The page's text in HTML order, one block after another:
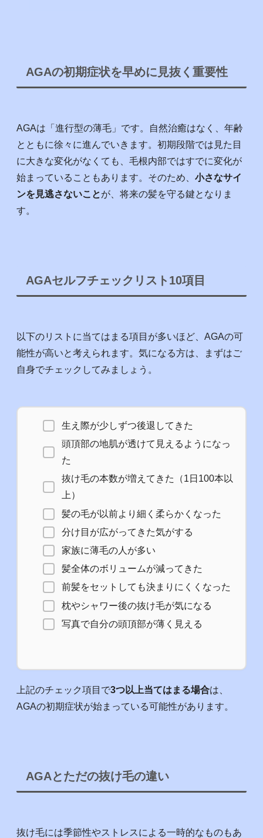
AGAの初期症状を早めに見抜く重要性
AGAは「進行型の薄毛」です。自然治癒はなく、年齢
とともに徐々に進んでいきます。初期段階では見た目
に大きな変化がなくても、毛根内部ではすでに変化が
始まっていることもあります。そのため、 小さなサイ
ンを見逃さないことが、将来の髪を守る鍵となりま
す。
AGAセルフチェックリスト10項目
以下のリストに当てはまる項目が多いほど、AGAの可
能性が高いと考えられます。気になる方は、まずはご
自身でチェックしてみましょう。
生え際が少しずつ後退してきた
頭頂部の地肌が透けて見えるようになっ
た
抜け毛の本数が増えてきた（1日100本以
上）
髪の毛が以前より細く柔らかくなった
分け目が広がってきた気がする
家族に薄毛の人が多い
髪全体のボリュームが減ってきた
前髪をセットしても決まりにくくなった
枕やシャワー後の抜け毛が気になる
写真で自分の頭頂部が薄く見える
上記のチェック項目で3つ以上当てはまる場合は、
AGAの初期症状が始まっている可能性があります。
AGAとただの抜け毛の違い
抜け毛には季節性やストレスによる一時的なものもあ